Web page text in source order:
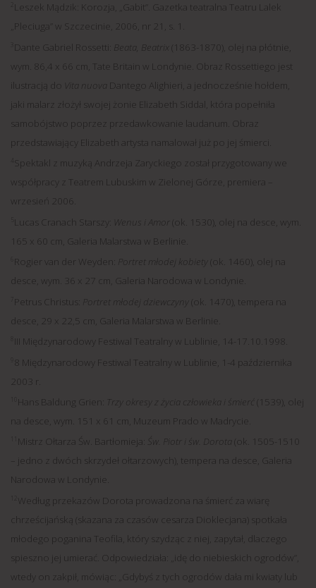
Leszek Mądzik: Korozja, „Gabit”. Gazetka teatralna Teatru Lalek
„Pleciuga” w Szczecinie, 2006, nr 21, s. 1.
Dante Gabriel Rossetti: Beata, Beatrix
(1863-1870), olej na płótnie,
wym. 86,4 x 66 cm, Tate Britain w Londynie. Obraz Rossettiego jest
ilustracją do
Vita nuova Dantego Alighieri, a jednocześnie hołdem,
jaki malarz złożył swojej żonie Elizabeth Siddal, która popełniła
samobójstwo poprzez przedawkowanie laudanum. Obraz
przedstawiający Elizabeth artysta namalował już po jej śmierci.
Spektakl z muzyką Andrzeja Zaryckiego został przygotowany we
współpracy z Teatrem Lubuskim w Zielonej Górze, premiera –
wrzesień 2006.
Lucas Cranach Starszy: Wenus i Amor
(ok. 1530), olej na desce, wym.
165 x 60 cm, Galeria Malarstwa w Berlinie.
Rogier van der Weyden: Portret młodej kobiety
(ok. 1460), olej na
desce, wym. 36 x 27 cm, Galeria Narodowa w Londynie.
Petrus Christus: Portret młodej dziewczyny
(ok. 1470), tempera na
desce, 29 x 22,5 cm, Galeria Malarstwa w Berlinie.
III Międzynarodowy Festiwal Teatralny w Lublinie, 14-17.10.1998.
8 Międzynarodowy Festiwal Teatralny w Lublinie, 1-4 października
2003 r.
Hans Baldung Grien: Trzy okresy z życia człowieka i śmierć
(1539), olej
na desce, wym. 151 x 61 cm, Muzeum Prado w Madrycie.
Mistrz Ołtarza Św. Bartłomieja: Św. Piotr i św. Dorota
(ok. 1505-1510
– jedno z dwóch skrzydeł ołtarzowych), tempera na desce, Galeria
Narodowa w Londynie.
Według przekazów Dorota prowadzona na śmierć za wiarę
chrześcijańską (skazana za czasów cesarza Dioklecjana) spotkała
młodego poganina Teofila, który szydząc z niej, zapytał, dlaczego
spieszno jej umierać. Odpowiedziała: „idę do niebieskich ogrodów”,
wtedy on zakpił, mówiąc: „Gdybyś z tych ogrodów dała mi kwiaty lub